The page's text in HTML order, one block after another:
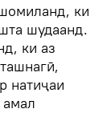
ки
шудаанд.
ки аз
натиҷаи